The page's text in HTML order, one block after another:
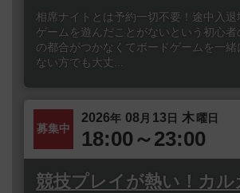
相席ナイトとは予約一切不要！途中入退
ゲームを遊んだことがないという初心者
の都合がつかなくてボードゲームを一
ない方でも大丈...
募集中
2026年 08 月 13日 木曜日
18:00～23:00
競技プレイが熱い！カル